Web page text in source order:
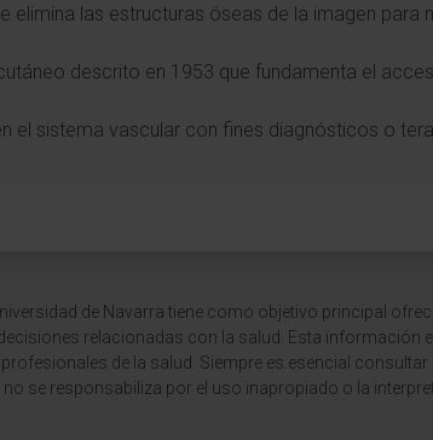
elimina las estructuras óseas de la imagen para
descrito en 1953 que fundamenta el
el sistema vascular con fines diagnósticos o
de Navarra tiene como objetivo principal
relacionadas con la salud. Esta información
de la salud. Siempre es esencial
se responsabiliza por el uso inapropiado o la